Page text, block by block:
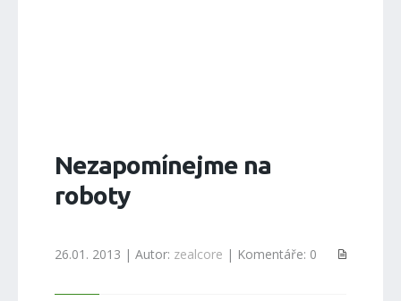
Nezapomínejme na
roboty
26.01. 2013 | Autor: zealcore | Komentáře: 0